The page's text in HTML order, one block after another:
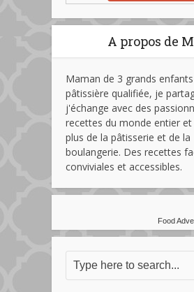
A propos de
Maman de 3 grands
pâtissière qualifiée, je
j'échange avec des
recettes du monde entier et
plus de la pâtisserie et de la
boulangerie. Des recettes
conviviales et accessibles.
Food